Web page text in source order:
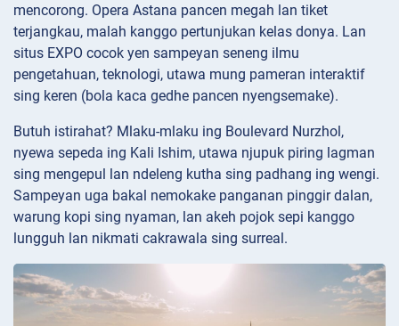
mencorong. Opera Astana pancen megah lan tiket
terjangkau, malah kanggo pertunjukan kelas donya. Lan
situs EXPO cocok yen sampeyan seneng ilmu
pengetahuan, teknologi, utawa mung pameran interaktif
sing keren (bola kaca gedhe pancen nyengsemake).
Butuh istirahat? Mlaku-mlaku ing Boulevard Nurzhol,
nyewa sepeda ing Kali Ishim, utawa njupuk piring lagman
sing mengepul lan ndeleng kutha sing padhang ing wengi.
Sampeyan uga bakal nemokake panganan pinggir dalan,
warung kopi sing nyaman, lan akeh pojok sepi kanggo
lungguh lan nikmati cakrawala sing surreal.